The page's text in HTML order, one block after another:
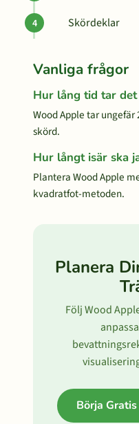
Skördeklar
Vanliga frågor
Hur lång tid tar
Wood Apple tar
skörd.
Hur långt isär ska
Plantera Wood Apple
kvadratfot-metoden.
Planera
Följ Wood
Börja Gratis